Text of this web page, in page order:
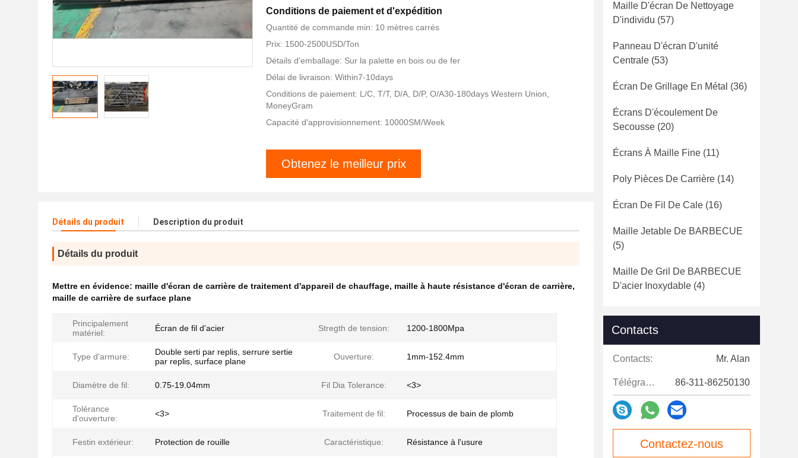
Conditions de paiement et d'expédition
Quantité de commande min: 10 mètres carrés
Prix: 1500-2500USD/Ton
Détails d'emballage: Sur la palette en bois ou de fer
Délai de livraison: Within7-10days
Conditions de paiement: L/C, T/T, D/A, D/P, O/A30-180days Western Union,
MoneyGram
Capacité d'approvisionnement: 10000SM/Week
Obtenez le meilleur prix
Détails du produit Description du produit
Détails du produit
Mettre en évidence: maille d'écran de carrière de traitement d'appareil de chauffage, maille à haute résistance d'écran de carrière,
maille de carrière de surface plane
Principalement
matériel:
Écran de fil d'acier Stregth de tension: 1200-1800Mpa
Type d'armure:
Double serti par replis, serrure sertie
par replis, surface plane
Ouverture: 1mm-152.4mm
Diamètre de fil: 0.75-19.04mm Fil Dia Tolerance: <3>
Tolérance
d'ouverture:
<3> Traitement de fil: Processus de bain de plomb
Festin extérieur: Protection de rouille Caractéristique: Résistance à l'usure
Maille D'écran De Nettoyage
D'individu (57)
Panneau D'écran D'unité
Centrale (53)
Écran De Grillage En Métal (36)
Écrans D'écoulement De
Secousse (20)
Écrans À Maille Fine (11)
Poly Pièces De Carrière (14)
Écran De Fil De Cale (16)
Maille Jetable De BARBECUE
(5)
Maille De Gril De BARBECUE
D'acier Inoxydable (4)
Contacts
Contacts: Mr. Alan
Télégramme: 86-311-86250130
Contactez-nous